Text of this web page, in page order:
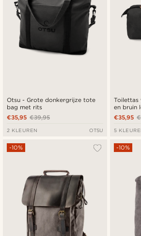
Otsu - Grote donkergrijze tote
bag met rits
€39,95
€35,95
2 KLEUREN OTSU
Toilettas
en bruin
€35,95
5
-10% -10%